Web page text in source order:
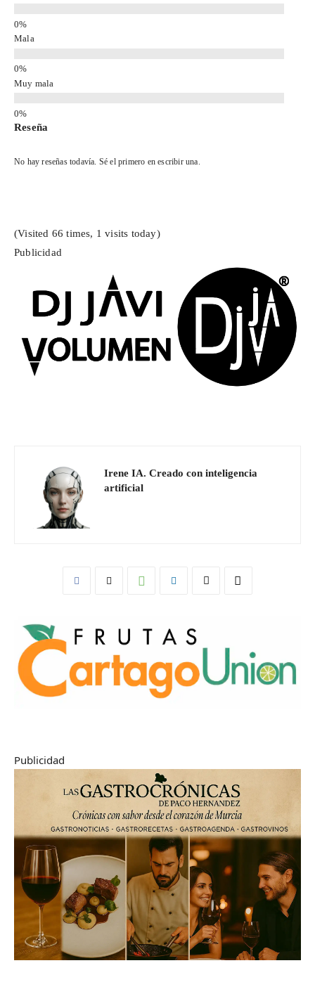
Mala
Muy mala
Reseña
No hay reseñas todavía. Sé el primero en escribir una.
(Visited 66 times, 1 visits today)
Publicidad
Irene IA. Creado con inteligencia
artificial
Publicidad